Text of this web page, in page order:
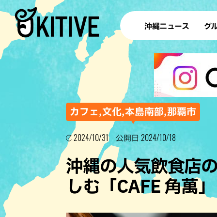
沖縄ニュース グ
ラ
テイ
すし
ステ
その他
カフェ,文化,本島南部,那覇市
2024/10/31 公開日 2024/10/18
沖縄の人気飲食店
しむ「CAFE 角萬